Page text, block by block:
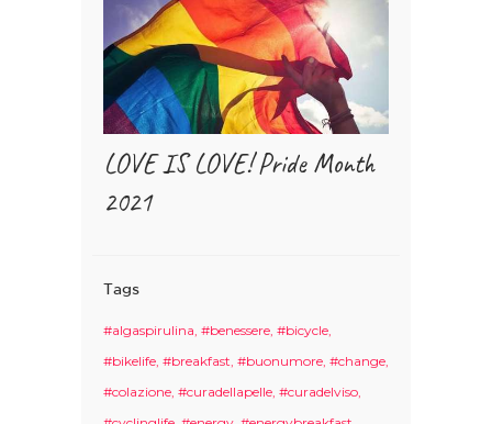
LOVE IS LOVE! Pride Month
2021
Tags
#algaspirulina #benessere #bicycle
#bikelife #breakfast #buonumore #change
#colazione #curadellapelle #curadelviso